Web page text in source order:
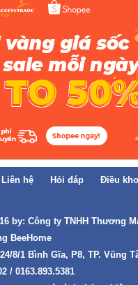
Liên hệ Hỏi đáp
Điều
by: Công ty TNHH Thương
BeeHome
8/1 Bình Gĩa, P8, TP. Vũng
/ 0163.893.5381